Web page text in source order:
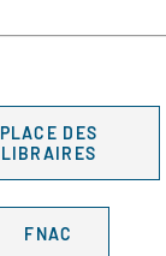
PLACE DES
LIBRAIRES
FNAC